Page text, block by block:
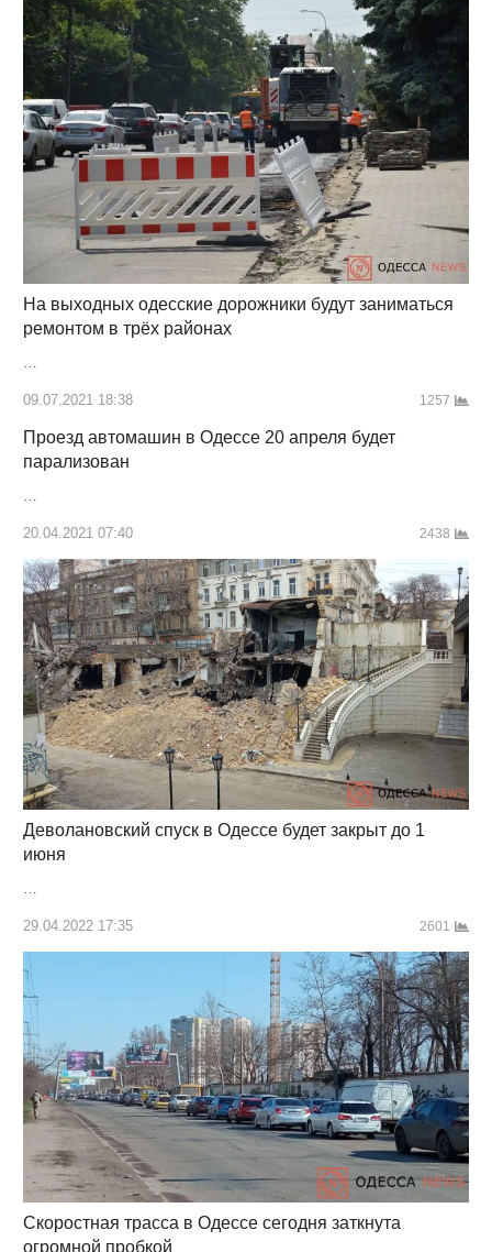
На выходных одесские дорожники будут заниматься
ремонтом в трёх районах
…
09.07.2021 18:38 1257
Проезд автомашин в Одессе 20 апреля будет
парализован
20.04.2021 07:40 2438
Деволановский спуск в Одессе будет закрыт до 1
июня
…
29.04.2022 17:35 2601
Скоростная трасса в Одессе сегодня заткнута
огромной пробкой